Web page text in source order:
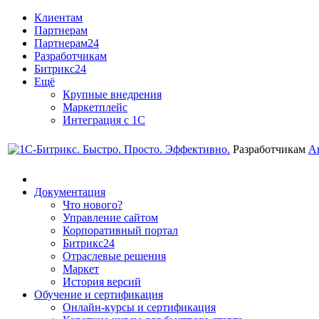
Клиентам
Партнерам
Партнерам24
Разработчикам
Битрикс24
Ещё
Крупные внедрения
Маркетплейс
Интеграция с 1С
Разработчикам
Документация
Что нового?
Управление сайтом
Корпоративный портал
Битрикс24
Отраслевые решения
Маркет
История версий
Обучение и сертификация
Онлайн-курсы и сертификация